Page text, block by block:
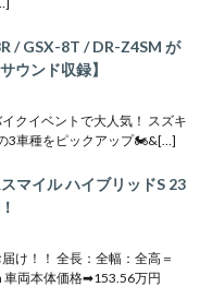
/ GSX-8T / DR-Z4SM が
ウンド収録】
クイベントで大人気！ スズキ
の3車種をピックアップ🏍&[…]
マイル ハイブリッドS 23
け！！ 全長：全幅：全高＝
両本体価格➡153.56万円